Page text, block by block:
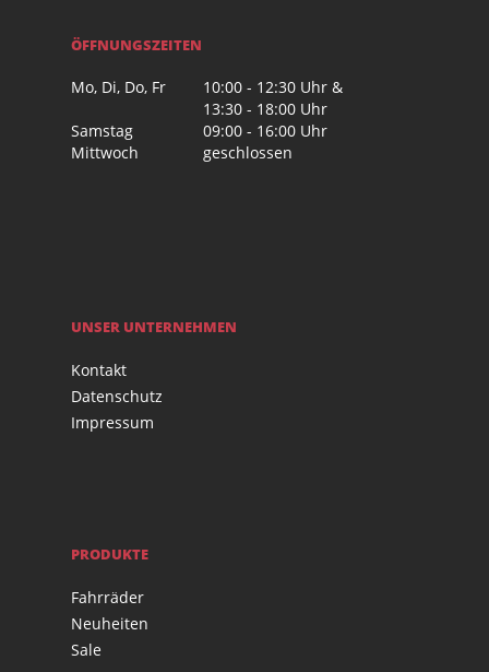
ÖFFNUNGSZEITEN
Mo, Di, Do, Fr
10:00 - 12:30 Uhr &
13:30 - 18:00 Uhr
Samstag
09:00 - 16:00 Uhr
Mittwoch
geschlossen
UNSER UNTERNEHMEN
Kontakt
Datenschutz
Impressum
PRODUKTE
Fahrräder
Neuheiten
Sale